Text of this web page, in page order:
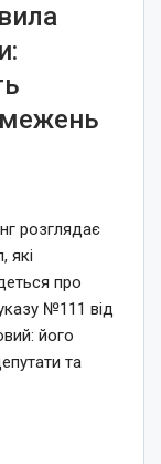
розглядає
які
про
№111 від
його
та